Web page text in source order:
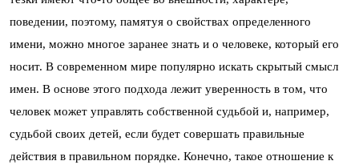
поведении, поэтому, памятуя о свойствах определенного
имени, можно многое заранее знать и о человеке, который его
носит. В современном мире популярно искать скрытый смысл
имен. В основе этого подхода лежит уверенность в том, что
человек может управлять собственной судьбой и, например,
судьбой своих детей, если будет совершать правильные
действия в правильном порядке. Конечно, такое отношение к